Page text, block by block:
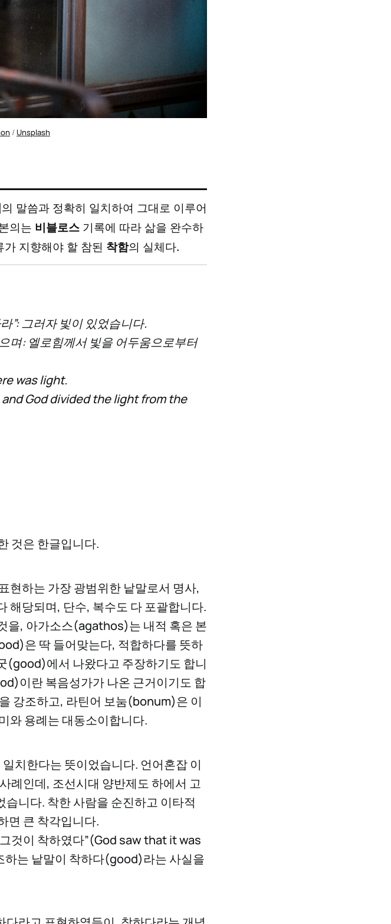
/ Unsplash
의 말씀과 정확히 일치하여 그대로 이루어
의는 비블로스 기록에 따라 삶을 완수하
지향해야 할 참된 착함의 실체다.
”: 그러자 빛이 있었습니다.
며: 엘로힘께서 빛을 어두움으로부터
was light.
God divided the light from the
것은 한글입니다.
하는 가장 광범위한 낱말로서 명사,
해당되며, 단수, 복수도 다 포괄합니다.
을, 아가소스(agathos)는 내적 혹은 본
은 딱 들어맞는다, 적합하다를 뜻하
(good)에서 나왔다고 주장하기도 합니
이란 복음성가가 나온 근거이기도 합
강조하고, 라틴어 보눔(bonum)은 이
와 용례는 대동소이합니다.
치한다는 뜻이었습니다. 언어혼잡 이
례인데, 조선시대 양반제도 하에서 고
니다. 착한 사람을 순진하고 이타적
면 큰 착각입니다.
것이 착하였다”(God saw that it was
는 낱말이 착하다(good)라는 사실을